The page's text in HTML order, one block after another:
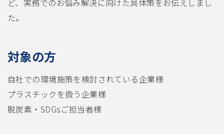
ど、実務でのお悩み解決に向けた具体策をお伝えしまし
た。
対象の方
自社での環境施策を検討されている企業様
プラスチックを扱う企業様
脱炭素・SDGsご担当者様